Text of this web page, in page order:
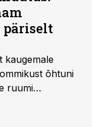
päriselt
kaugemale
õhtuni
ruumi